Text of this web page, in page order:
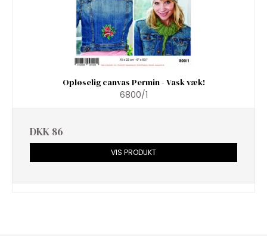
Opløselig canvas Permin - Vask væk!
6800/1
DKK 86
VIS PRODUKT